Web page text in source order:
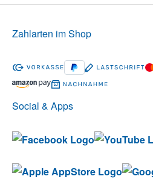
Social & Apps
Zahlarten im Shop